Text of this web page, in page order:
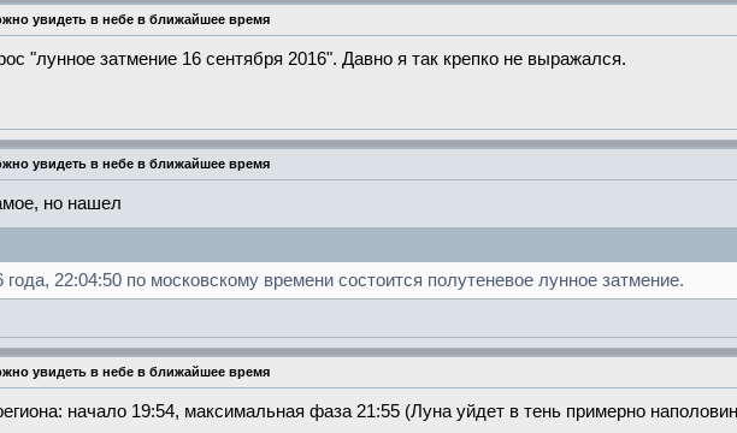
увидеть в небе в ближайшее время
"лунное затмение 16 сентября 2016". Давно я так крепко не выражался.
увидеть в небе в ближайшее время
но нашел
года, 22:04:50 по московскому времени состоится полутеневое лунное затмение.
увидеть в небе в ближайшее время
начало 19:54, максимальная фаза 21:55 (Луна уйдет в тень примерно